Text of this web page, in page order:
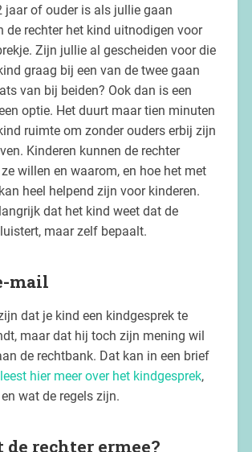
jaar of ouder is als jullie gaan
de rechter het kind uitnodigen voor
Zijn jullie al gescheiden voor die
graag bij een van de twee gaan
van bij beiden? Ook dan is een
optie. Het duurt maar tien minuten
ruimte om zonder ouders erbij zijn
Kinderen kunnen de rechter
willen en waarom, en hoe het met
heel helpend zijn voor kinderen.
dat het kind weet dat de
maar zelf bepaalt.
mail
dat je kind een kindgesprek te
maar dat hij toch zijn mening wil
de rechtbank. Dat kan in een brief
hier meer over het kindgesprek,
wat de regels zijn.
de rechter ermee?